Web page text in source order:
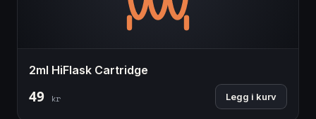
2ml HiFlask Cartridge
49 kr Legg i kurv